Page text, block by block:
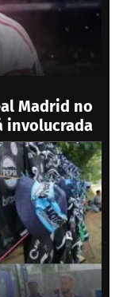
Madrid no
involucrada